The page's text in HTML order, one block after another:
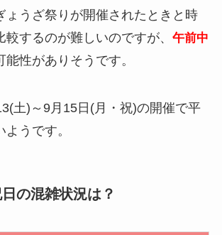
ょうざ祭りが開催されたときと時
するのが難しいのですが、 午前中
性がありそうです。
土)～9月15日(月・祝)の開催で平
うです。
の混雑状況は？